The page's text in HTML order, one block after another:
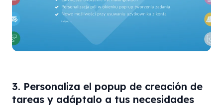
3. Personaliza el popup de creación de
tareas y adáptalo a tus necesidades